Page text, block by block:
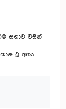
සභාව විසින්
වූ අතර